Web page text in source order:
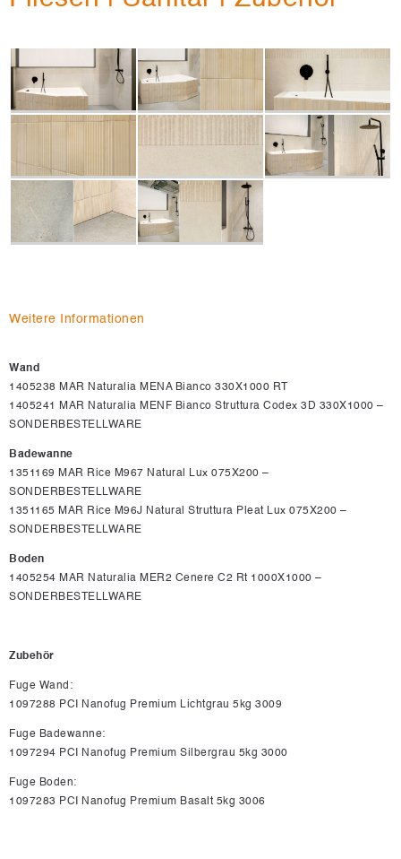
Weitere Informationen
Wand
1405238 MAR Naturalia MENA Bianco 330X1000 RT
1405241 MAR Naturalia MENF Bianco Struttura Codex 3D 330X1000 –
SONDERBESTELLWARE
Badewanne
1351169 MAR Rice M967 Natural Lux 075X200 –
SONDERBESTELLWARE
1351165 MAR Rice M96J Natural Struttura Pleat Lux 075X200 –
SONDERBESTELLWARE
Boden
1405254 MAR Naturalia MER2 Cenere C2 Rt 1000X1000 –
SONDERBESTELLWARE
Zubehör
Fuge Wand:
1097288 PCI Nanofug Premium Lichtgrau 5kg 3009
Fuge Badewanne:
1097294 PCI Nanofug Premium Silbergrau 5kg 3000
Fuge Boden:
1097283 PCI Nanofug Premium Basalt 5kg 3006